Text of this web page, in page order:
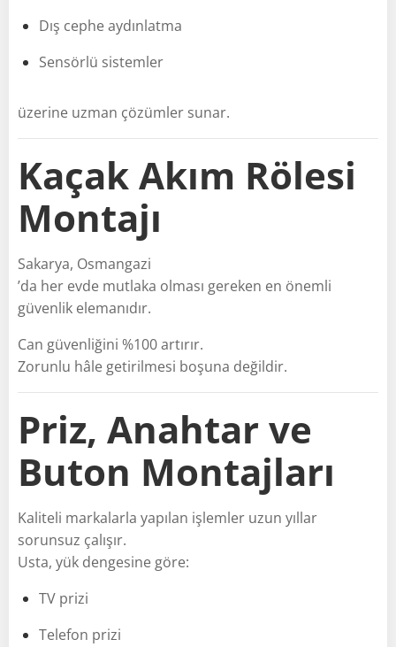
Dış cephe aydınlatma
Sensörlü sistemler
üzerine uzman çözümler sunar.
Kaçak Akım Rölesi
Montajı
Sakarya, Osmangazi
’da her evde mutlaka olması gereken en önemli
güvenlik elemanıdır.
Can güvenliğini %100 artırır.
Zorunlu hâle getirilmesi boşuna değildir.
Priz, Anahtar ve
Buton Montajları
Kaliteli markalarla yapılan işlemler uzun yıllar
sorunsuz çalışır.
Usta, yük dengesine göre:
TV prizi
Telefon prizi